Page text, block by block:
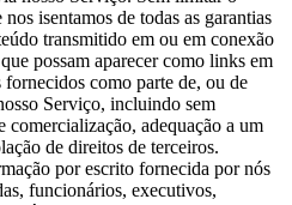
isentamos de todas as garantias
transmitido em ou em conexão
possam aparecer como links em
como parte de, ou de
Serviço, incluindo sem
comercialização, adequação a um
de direitos de terceiros.
por escrito fornecida por nós
funcionários, executivos,